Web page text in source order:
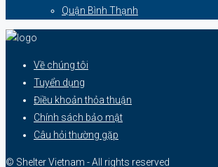
Quận Bình Thạnh
Về chúng tôi
Tuyển dụng
Điều khoản thỏa thuận
Chính sách bảo mật
Câu hỏi thường gặp
© Shelter Vietnam - All rights reserved